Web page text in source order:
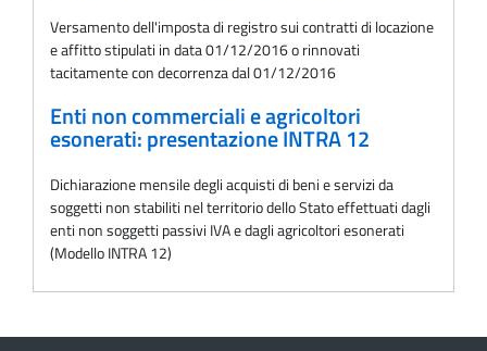
Versamento dell'imposta di registro sui contratti di locazione
e affitto stipulati in data 01/12/2016 o rinnovati
tacitamente con decorrenza dal 01/12/2016
Enti non commerciali e agricoltori
esonerati: presentazione INTRA 12
Dichiarazione mensile degli acquisti di beni e servizi da
soggetti non stabiliti nel territorio dello Stato effettuati dagli
enti non soggetti passivi IVA e dagli agricoltori esonerati
(Modello INTRA 12)